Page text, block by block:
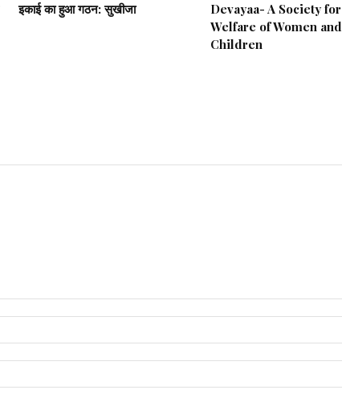
इकाई का हुआ गठन: सुखीजा
Devayaa- A Society for
Welfare of Women and
Children